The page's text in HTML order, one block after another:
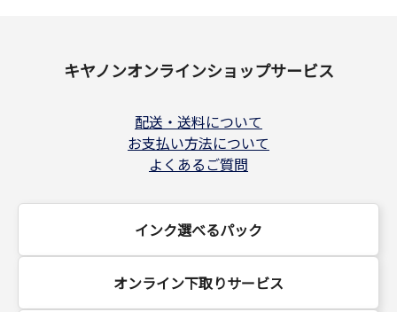
キヤノンオンラインショップサービス
配送・送料について
お支払い方法について
よくあるご質問
インク選べるパック
オンライン下取りサービス